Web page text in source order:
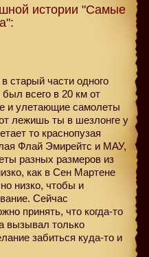
истории "Самые
старый части одного
был всего в 20 км от
и улетающие самолеты
лежишь ты в шезлонге у
то краснопузая
Флай Эмирейтс и МАУ,
разных размеров из
как в Сен Мартене
низко, чтобы и
Сейчас
принять, что когда-то
вызывал только
забиться куда-то и